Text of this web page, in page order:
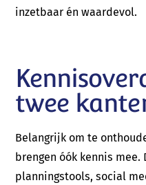
(André)
Contact
inzetbaar én waardevol.
twee
Belangrijk om te
brengen óók kennis
planningstools, social